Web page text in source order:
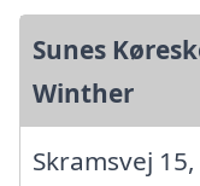
Sunes
Winther
Skramsvej